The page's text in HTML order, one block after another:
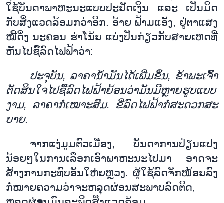
ໃຊ້ບັນດາພາຫະນະແບບປະຢັດເງິນ ແລະ ເປັນມິດ
ກັບສິ່ງແວດລ້ອມກວ່າອີກ. ອ້າຍ ຟ້າມແອັງ, ຢູ່ຕາແສງ
ໝີ້ດິ່ງ ນະຄອນ ຮ່າໂນ້ຍ ແບ່ງປັນກ່ຽວກັບສາຍເຫດທີ່
ຫັນໄປຊື້ລົດໄຟຟ້າວ່າ:
ປະຈຸບັນ, ລາຄານ້ຳມັນໄດ້ເພີ່ມຂຶ້ນ, ຂ້າພະເຈົ້າ
ຕັດສິນໃຈໄປຊື້ລົດໄຟຟ້າຍ້ອນວ່າມັນມີຫຼາຍຮູບແບບ
ງາມ, ລາຄາກໍ່ເໝາະສົມ. ຂີ່ລົດໄຟຟ້າກໍ່ສະດວກສະ
ບາຍ.
ຈາກແງ່ມູມຕົວເມືອງ, ບັນດາການປ່ຽນແປງ
ນ້ອຍໆໃນການເລືອກເອົາພາຫະນະໄປມາ ອາດຈະ
ສ້າງການກະທົບອັນໃຫ່ຍຫຼວງ. ​ ຜູ້ໃຊ້ລົດຈັກໜ້ອຍລົງ
ກໍ່ໝາຍຄວາມວ່າຈະຫລຸດຜ່ອນສະພາບລົດຕິດ,